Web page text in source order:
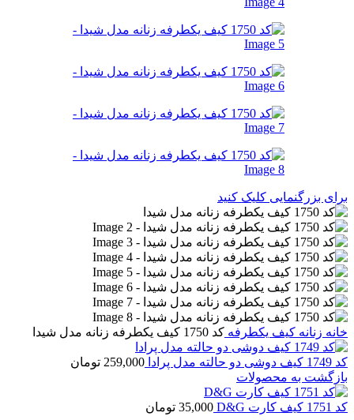
برای بزرگنمایی کلیک کنید
خانه زنانه کیف یکطرفه کد 1750 کیف یکطرفه زنانه مدل شیدا
کد 1749 کیف دوشی دو حالته مدل پرادا 259,000 تومان
بازگشت به محصولات
کد 1751 کیف کارت D&G 35,000 تومان